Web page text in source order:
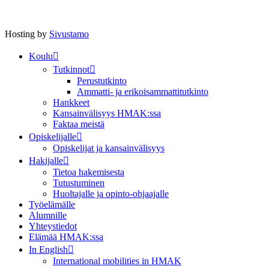
Hosting by Sivustamo
Koulu
Tutkinnot
Perustutkinto
Ammatti- ja erikoisammattitutkinto
Hankkeet
Kansainvälisyys HMAK:ssa
Faktaa meistä
Opiskelijalle
Opiskelijat ja kansainvälisyys
Hakijalle
Tietoa hakemisesta
Tutustuminen
Huoltajalle ja opinto-ohjaajalle
Työelämälle
Alumnille
Yhteystiedot
Elämää HMAK:ssa
In English
International mobilities in HMAK